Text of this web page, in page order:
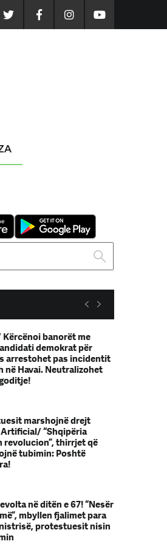
Kërcënoi banorët me
demokrat për
arrestohet pas incidentit
në Havai. Neutralizohet
marshojnë drejt
“Shqipëria
revolucion”, thirrjet që
tubimin: Poshtë
në ditën e 67! “Nesër
mbyllen fjalimet para
protestuesit nisin